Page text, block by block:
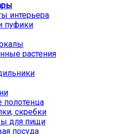
интерьера
пуфики
растения
скребки
для пищи
посуда